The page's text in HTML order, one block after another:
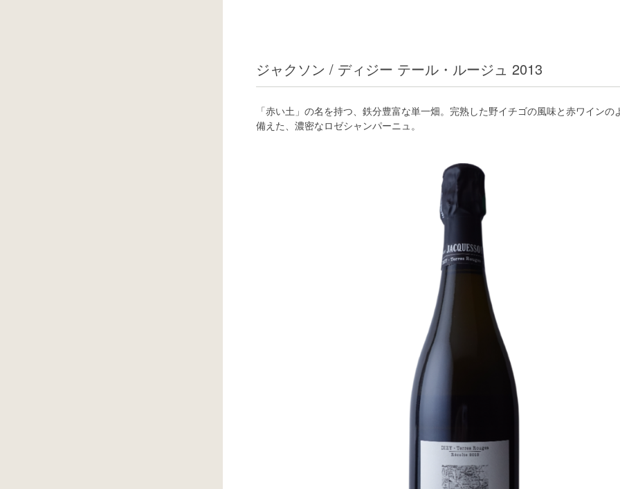
ジャクソン / ディジー テール・ルージュ 2013
「赤い土」の名を持つ、鉄分豊富な単一畑。完熟した野イチゴの風味と赤ワインの
備えた、濃密なロゼシャンパーニュ。